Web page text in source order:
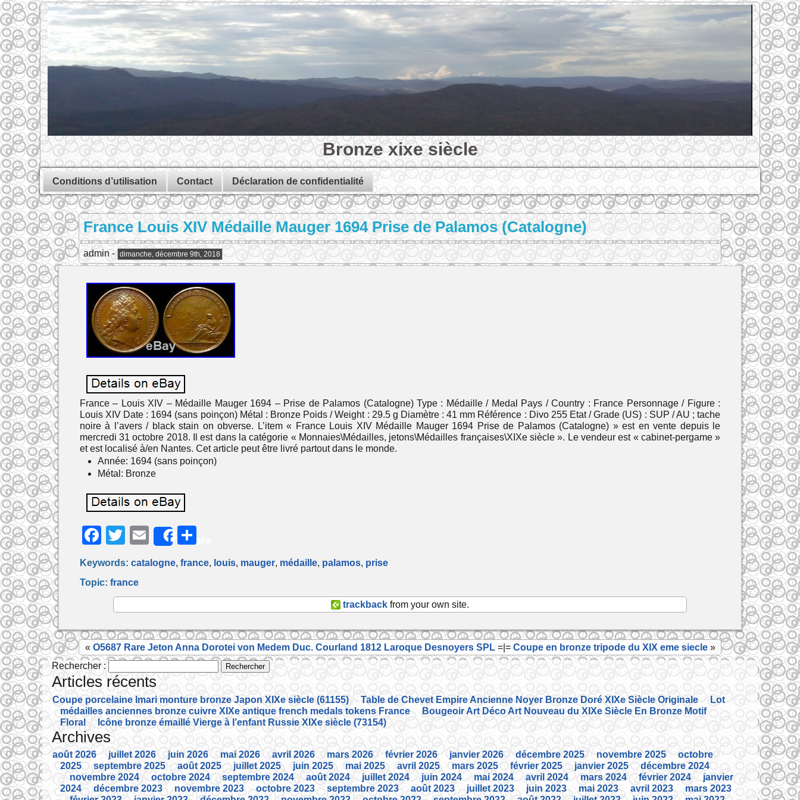
Bronze xixe siècle
Conditions d’utilisation Contact Déclaration de confidentialité
France Louis XIV Médaille Mauger 1694 Prise de Palamos (Catalogne)
admin - dimanche, décembre 9th, 2018
France – Louis XIV – Médaille Mauger 1694 – Prise de Palamos (Catalogne) Type : Médaille / Medal Pays / Country : France Personnage / Figure :
Louis XIV Date : 1694 (sans poinçon) Métal : Bronze Poids / Weight : 29.5 g Diamètre : 41 mm Référence : Divo 255 Etat / Grade (US) : SUP / AU ; tache
noire à l’avers / black stain on obverse. L’item « France Louis XIV Médaille Mauger 1694 Prise de Palamos (Catalogne) » est en vente depuis le
mercredi 31 octobre 2018. Il est dans la catégorie « Monnaies\Médailles, jetons\Médailles françaises\XIXe siècle ». Le vendeur est « cabinet-pergame »
et est localisé à/en Nantes. Cet article peut être livré partout dans le monde.
Année: 1694 (sans poinçon)
Métal: Bronze
F
c
e
o
o
k
T
itt
er
E
m
ai
l
Share
ta
g
er
Keywords: catalogne, france, louis, mauger, médaille, palamos, prise
Topic: france
trackback from your own site.
« O5687 Rare Jeton Anna Dorotei von Medem Duc. Courland 1812 Laroque Desnoyers SPL=|= Coupe en bronze tripode du XIX eme siecle»
Rechercher :
Articles récents
Coupe porcelaine Imari monture bronze Japon XIXe siècle (61155) Table de Chevet Empire Ancienne Noyer Bronze Doré XIXe Siècle Originale
Lot
médailles anciennes bronze cuivre XIXe antique french medals tokens France
Bougeoir Art Déco Art Nouveau du XIXe Siècle En Bronze Motif
Floral
Icône bronze émaillé Vierge à l’enfant Russie XIXe siècle (73154)
Archives
août 2026 juillet 2026 juin 2026 mai 2026 avril 2026 mars 2026 février 2026 janvier 2026 décembre 2025 novembre 2025
octobre
2025
septembre 2025 août 2025 juillet 2025 juin 2025 mai 2025 avril 2025 mars 2025 février 2025 janvier 2025
décembre 2024
novembre 2024
octobre 2024 septembre 2024 août 2024 juillet 2024 juin 2024 mai 2024 avril 2024 mars 2024 février 2024
janvier
2024
décembre 2023 novembre 2023 octobre 2023 septembre 2023 août 2023 juillet 2023 juin 2023 mai 2023 avril 2023
mars 2023